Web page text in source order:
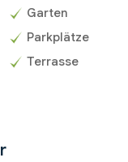
Garten
Parkplätze
Terrasse